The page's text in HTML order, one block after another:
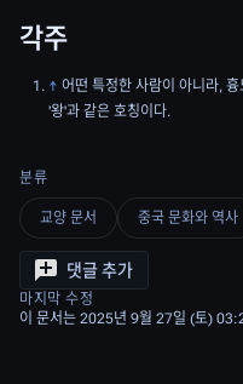
각주
↑ 어떤 특정한 사람이 아니라,
'왕'과 같은 호칭이다.
분류
교양 문서 중국 문화와 역사
댓글 추가
마지막 수정
이 문서는 2025년 9월 27일 (토)